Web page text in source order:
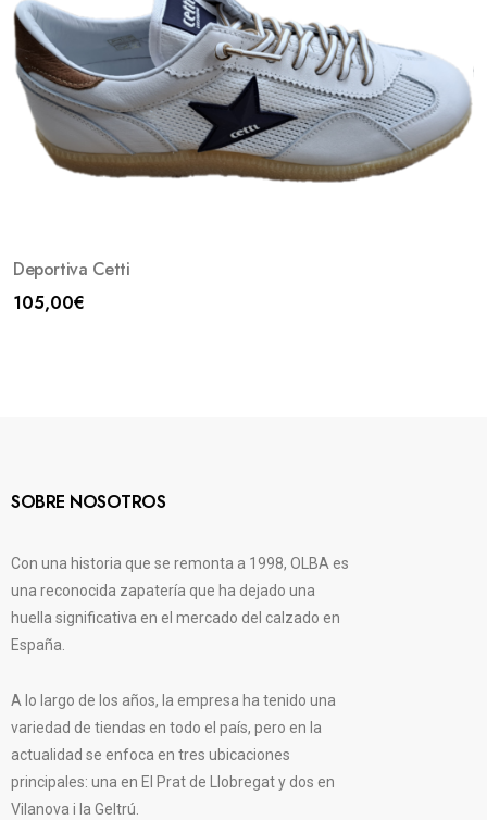
Deportiva Cetti
105,00€
SOBRE NOSOTROS
Con una historia que se remonta a 1998, OLBA es
una reconocida zapatería que ha dejado una
huella significativa en el mercado del calzado en
España.
A lo largo de los años, la empresa ha tenido una
variedad de tiendas en todo el país, pero en la
actualidad se enfoca en tres ubicaciones
principales: una en El Prat de Llobregat y dos en
Vilanova i la Geltrú.